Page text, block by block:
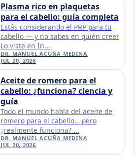
Plasma rico en plaquetas
para el cabello: guía completa
Estás considerando el PRP para tu
cabello — y no sabes en quién creer
Lo viste en In...
DR. MANUEL ACUÑA MEDINA
JUL 20, 2026
Aceite de romero para el
cabello: ¿funciona? ciencia y
guía
Todo el mundo habla del aceite de
romero para el cabello… pero
¿realmente funciona? ...
DR. MANUEL ACUÑA MEDINA
JUL 20, 2026